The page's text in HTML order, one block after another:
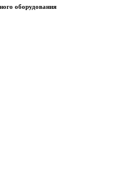
оборудования